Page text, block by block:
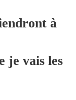
à
je vais les